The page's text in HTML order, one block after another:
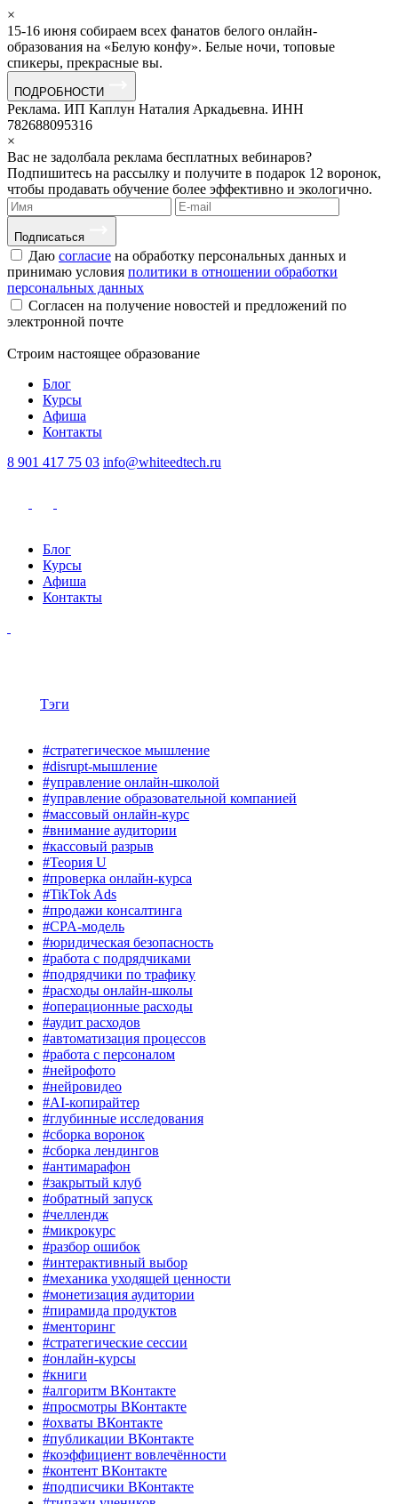
×
15-16 июня собираем всех фанатов белого онлайн-
образования на «Белую конфу». Белые ночи, топовые
спикеры, прекрасные вы.
ПОДРОБНОСТИ
Реклама. ИП Каплун Наталия Аркадьевна. ИНН
782688095316
×
Вас не задолбала реклама бесплатных вебинаров?
Подпишитесь на рассылку и получите в подарок 12 воронок,
чтобы продавать обучение более эффективно и экологично.
Подписаться
Даю согласие на обработку персональных данных и
принимаю условия политики в отношении обработки
персональных данных
Согласен на получение новостей и предложений по
электронной почте
Строим настоящее образование
Блог
Курсы
Афиша
Контакты
8 901 417 75 03 info@whiteedtech.ru
Блог
Курсы
Афиша
Контакты
Тэги
#стратегическое мышление
#disrupt-мышление
#управление онлайн-школой
#управление образовательной компанией
#массовый онлайн-курс
#внимание аудитории
#кассовый разрыв
#Теория U
#проверка онлайн-курса
#TikTok Ads
#продажи консалтинга
#CPA-модель
#юридическая безопасность
#работа с подрядчиками
#подрядчики по трафику
#расходы онлайн-школы
#операционные расходы
#аудит расходов
#автоматизация процессов
#работа с персоналом
#нейрофото
#нейровидео
#AI-копирайтер
#глубинные исследования
#сборка воронок
#сборка лендингов
#антимарафон
#закрытый клуб
#обратный запуск
#челлендж
#микрокурс
#разбор ошибок
#интерактивный выбор
#механика уходящей ценности
#монетизация аудитории
#пирамида продуктов
#менторинг
#стратегические сессии
#онлайн-курсы
#книги
#алгоритм ВКонтакте
#просмотры ВКонтакте
#охваты ВКонтакте
#публикации ВКонтакте
#коэффициент вовлечённости
#контент ВКонтакте
#подписчики ВКонтакте